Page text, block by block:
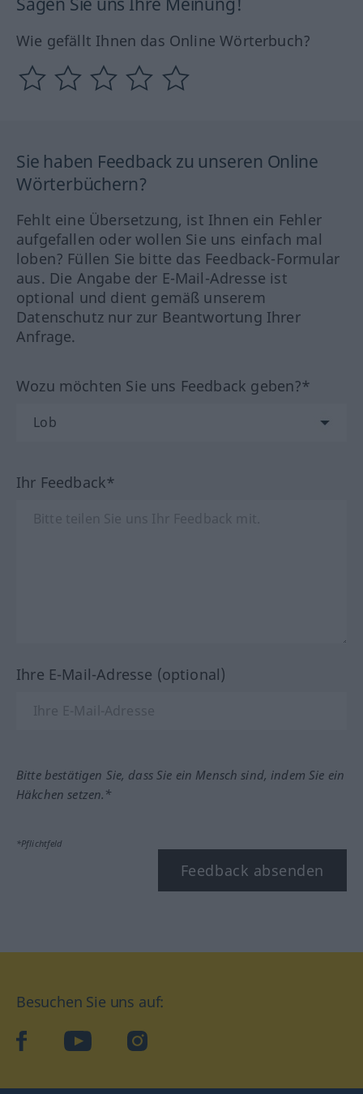
Wie gefällt Ihnen das Online Wörterbuch?
Sie haben Feedback zu unseren Online
Wörterbüchern?
Fehlt eine Übersetzung, ist Ihnen ein Fehler
aufgefallen oder wollen Sie uns einfach mal
loben? Füllen Sie bitte das Feedback-Formular
aus. Die Angabe der E-Mail-Adresse ist
optional und dient gemäß unserem
Datenschutz nur zur Beantwortung Ihrer
Anfrage.
Wozu möchten Sie uns Feedback geben?*
Ihr Feedback*
Ihre E-Mail-Adresse (optional)
Bitte bestätigen Sie, dass Sie ein Mensch sind, indem Sie ein
Häkchen setzen.*
*Pflichtfeld
Feedback absenden
Besuchen Sie uns auf:
facebookYouTube Instagram